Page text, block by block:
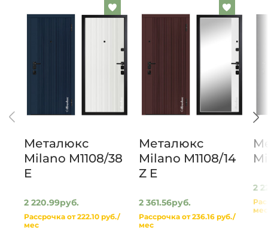
Добавить
в
Металюкс
Milano M1108/38
E
2 220.99руб.
Рассрочка от 222.10 руб./
мес
в
Металюкс
Milano M1108/14
Z E
2 361.56руб.
Рассрочка от 236.16 руб./
мес
2
мес